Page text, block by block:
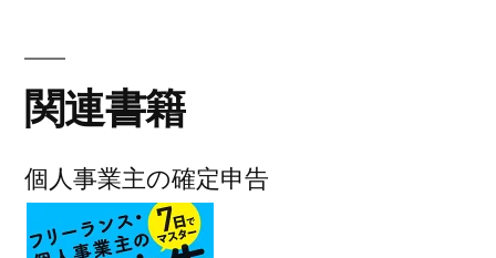
関連書籍
個人事業主の確定申告